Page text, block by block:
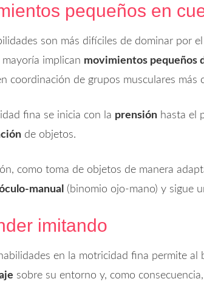
pequeños en
son más difíciles de dominar por
implican movimientos pequeños
coordinación de grupos musculares más
fina se inicia con la prensión hasta el
de objetos.
como toma de objetos de manera
manual (binomio ojo-mano) y sigue
imitando
en la motricidad fina permite al
sobre su entorno y, como